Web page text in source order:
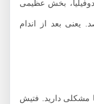
بخش عظیمی
حدود 50 درصد. یعنی بعد از اندام
دارید. فتیش